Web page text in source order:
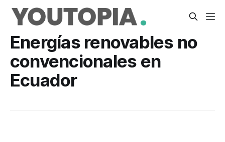
Energías renovables no
convencionales en
Ecuador